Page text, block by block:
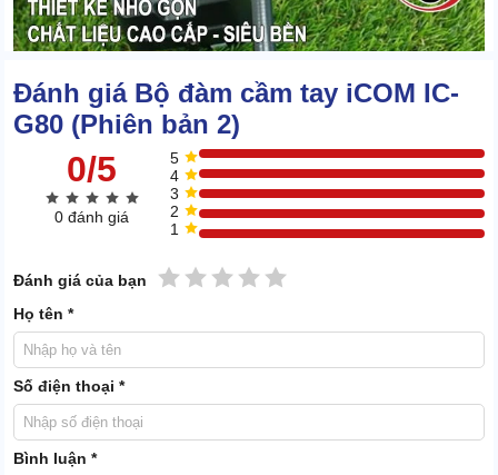
Tích hợp nhiều tính năng cải tiến
Đánh giá Bộ đàm cầm tay iCOM IC-
G80 (Phiên bản 2)
0/5
0 đánh giá
5
4
3
2
1
Đánh giá của bạn 5 sao
4 sao
3 sao
2 sao
1 sao
Họ tên *
Số điện thoại *
Bình luận *